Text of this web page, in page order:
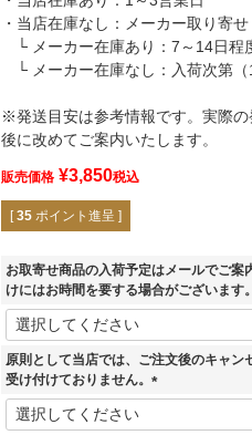
・当店在庫なし：メーカー取り寄せ
└ メーカー在庫あり：7～14日程
└ メーカー在庫なし：入荷次第（
※発送目安は参考情報です。実際の
後に改めてご案内いたします。
販売価格 ¥3,850税込
[ 35 ポイント進呈 ]
お取寄せ商品の入荷予定はメールでご案
けにはお時間を要する場合がございます。
原則として当店では、ご注文後のキャン
受け付けておりません。
(